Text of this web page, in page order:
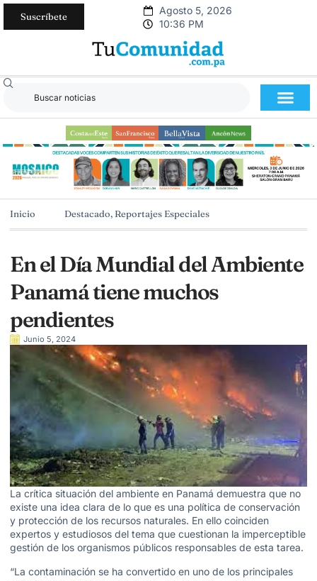
Suscríbete
Agosto 5, 2026
10:36 PM
Inicio Destacado, Reportajes Especiales
En el Día Mundial del Ambiente
Panamá tiene muchos
pendientes
Junio 5, 2024
La crítica situación del ambiente en Panamá demuestra que no
existe una idea clara de lo que es una política de conservación
y protección de los recursos naturales. En ello coinciden
expertos y estudiosos del tema que cuestionan la imperceptible
gestión de los organismos públicos responsables de esta tarea.
“La contaminación se ha convertido en uno de los principales